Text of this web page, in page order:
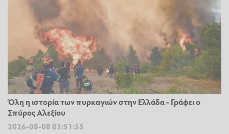
Όλη η ιστορία των πυρκαγιών στην Ελλάδα - Γράφει ο
Σπύρος Αλεξίου
2026-08-08 03:51:55